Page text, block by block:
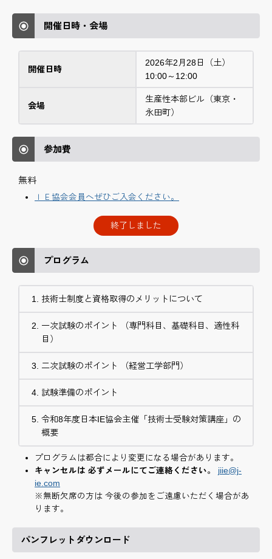
開催日時・会場
開催日時
2026年2月28日（土）
10:00～12:00
会場
生産性本部ビル（東京・
永田町）
参加費
無料
ＩＥ協会会員へぜひご入会ください。
終了しました
プログラム
技術士制度と資格取得のメリットについて
一次試験のポイント （専門科目、基礎科目、適性科
目）
二次試験のポイント （経営工学部門）
試験準備のポイント
令和8年度日本IE協会主催「技術士受験対策講座」の
概要
プログラムは都合により変更になる場合があります。
キャンセルは 必ずメールにてご連絡ください。
jiie@j-
ie.com
※無断欠席の方は 今後の参加をご遠慮いただく場合があ
ります。
パンフレットダウンロード